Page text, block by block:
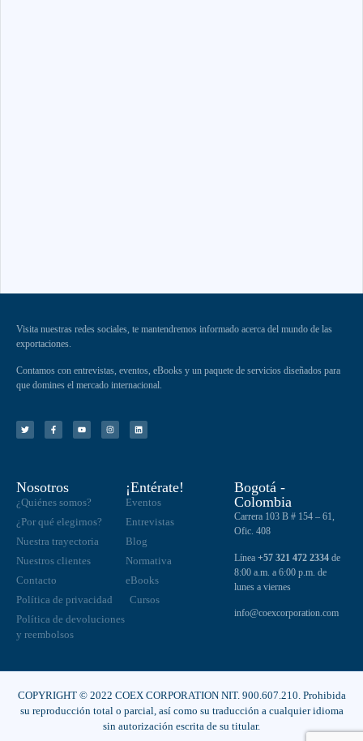
Visita nuestras redes sociales, te mantendremos informado acerca del mundo de las
exportaciones.
Contamos con entrevistas, eventos, eBooks y un paquete de servicios diseñados para
que domines el mercado internacional.
Nosotros
¿Quiénes somos?
¿Por qué elegirnos?
Nuestra trayectoria
Nuestros clientes
Contacto
Política de privacidad
Política de devoluciones
y reembolsos
¡Entérate!
Eventos
Entrevistas
Blog
Normativa
eBooks
Cursos
Bogotá -
Colombia
Carrera 103 B # 154 – 61,
Ofic. 408
Línea +57 321 472 2334de
8:00 a.m. a 6:00 p.m. de
lunes a viernes
info@coexcorporation.com
COPYRIGHT © 2022 COEX CORPORATION NIT. 900.607.210. Prohibida
su reproducción total o parcial, así como su traducción a cualquier idioma
sin autorización escrita de su titular.